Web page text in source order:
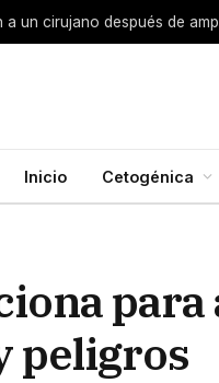
Inicio Cetogénica
peligros